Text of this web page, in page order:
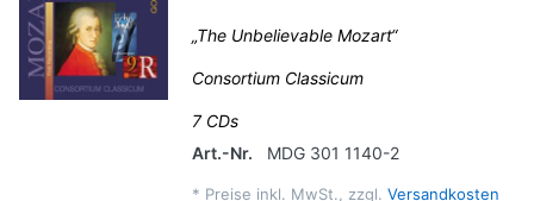
„The Unbelievable Mozart“
Consortium Classicum
7 CDs
Art.-Nr.
MDG 301 1140-2
* Preise inkl. MwSt., zzgl. Versandkosten